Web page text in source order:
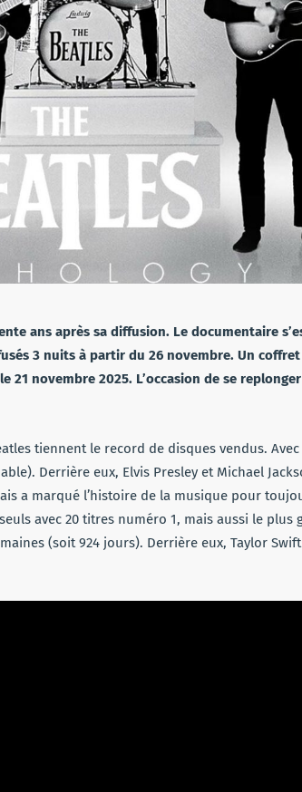
ans après sa diffusion. Le documentaire
3 nuits à partir du 26 novembre. Un
21 novembre 2025. L’occasion de se
tiennent le record de disques vendus.
Derrière eux, Elvis Presley et Michael
a marqué l’histoire de la musique pour
avec 20 titres numéro 1, mais aussi le plus
(soit 924 jours). Derrière eux, Taylor Swift